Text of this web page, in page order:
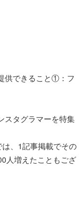
供できること①：フ
スタグラマーを特集
、1記事掲載でその
人増えたこともござ